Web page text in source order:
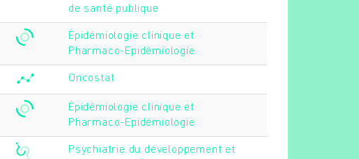
de santé publique
Épidémiologie clinique et
Pharmaco-Epidémiologie
Oncostat
Épidémiologie clinique et
Pharmaco-Epidémiologie
Psychiatrie du développement et